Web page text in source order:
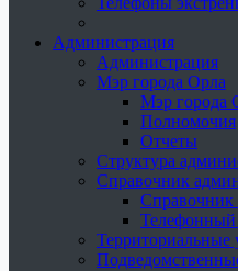
Администрация
Администрация
Мэр города Орла
Мэр города
Полномочия
Отчеты
Структура
Справочник
Справочник
Телефонный
Территориальные